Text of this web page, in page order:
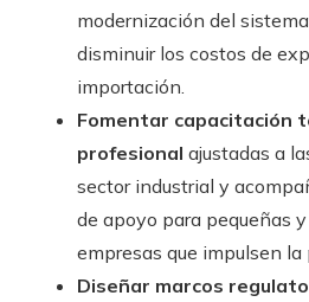
modernización del
disminuir los costos de
importación.
Fomentar capacitación
profesional ajustadas a
sector industrial y
de apoyo para pequeñas
empresas que impulsen la
Diseñar marcos